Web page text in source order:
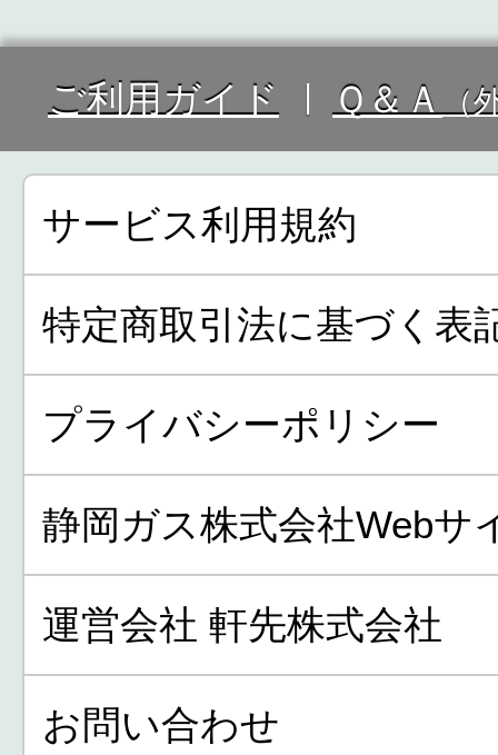
ご利用ガイド Ｑ＆Ａ （
サービス利用規約
特定商取引法に基づく表
プライバシーポリシー
静岡ガス株式会社Webサ
運営会社 軒先株式会社
お問い合わせ